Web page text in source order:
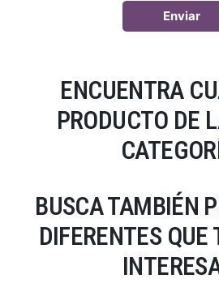
ENCUENTRA
PRODUCTO DE
BUSCA TAMBIÉN
DIFERENTES QUE